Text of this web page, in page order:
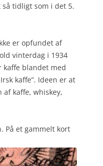
tidligt som i det 5.
er opfundet af
vinterdag i 1934
kaffe blandet med
kaffe”. Ideen er at
af kaffe, whiskey,
På et gammelt kort